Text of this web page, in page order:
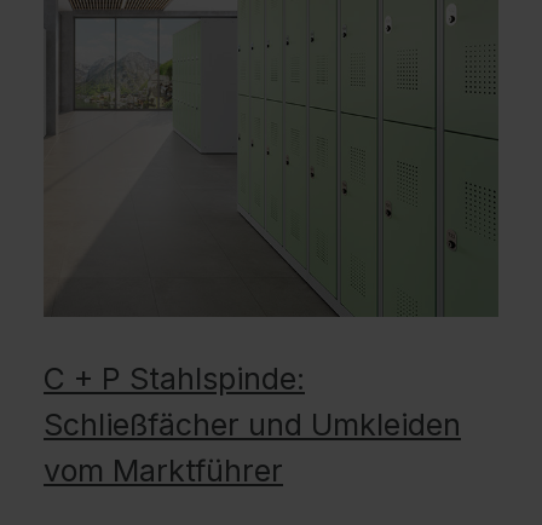
C + P Stahlspinde:
Schließfächer und Umkleiden
vom Marktführer